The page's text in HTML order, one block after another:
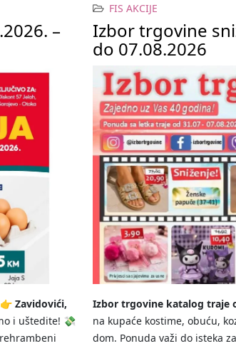
FIS AKCIJE
–
👉 Zavidovići,
i uštedite! 💸
Izbor trgovine
do 07.08.2026
Izbor trgovine katalog traje
na kupaće kostime, obuću,
dom. Ponuda važi do isteka